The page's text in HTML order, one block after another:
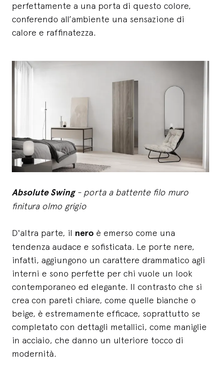
perfettamente a una porta di questo colore,
conferendo all’ambiente una sensazione di
calore e raffinatezza.
Absolute Swing- porta a battente filo muro
finitura olmo grigio
D'altra parte, il nero è emerso come una
tendenza audace e sofisticata. Le porte nere,
infatti, aggiungono un carattere drammatico agli
interni e sono perfette per chi vuole un look
contemporaneo ed elegante. Il contrasto che si
crea con pareti chiare, come quelle bianche o
beige, è estremamente efficace, soprattutto se
completato con dettagli metallici, come maniglie
in acciaio, che danno un ulteriore tocco di
modernità.